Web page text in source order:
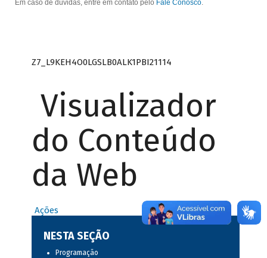
Em caso de dúvidas, entre em contato pelo Fale Conosco.
Z7_L9KEH4O0LGSLB0ALK1PBI21114
Visualizador
do Conteúdo
da Web
Ações
NESTA SEÇÃO
Programação